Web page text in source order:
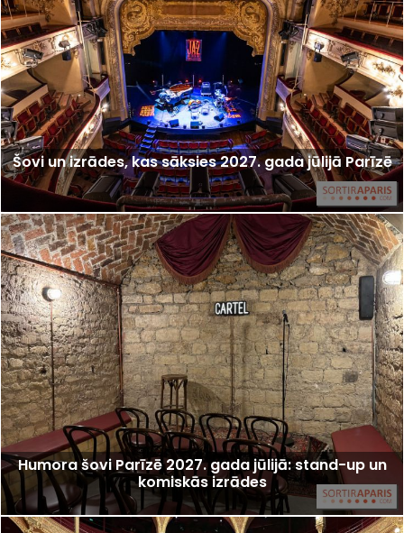
Šovi un izrādes, kas sāksies 2027. gada jūlijā Parīzē
Humora šovi Parīzē 2027. gada jūlijā: stand-up un
komiskās izrādes